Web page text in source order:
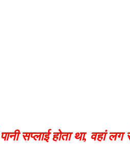
सप्लाई होता था, वहां लग